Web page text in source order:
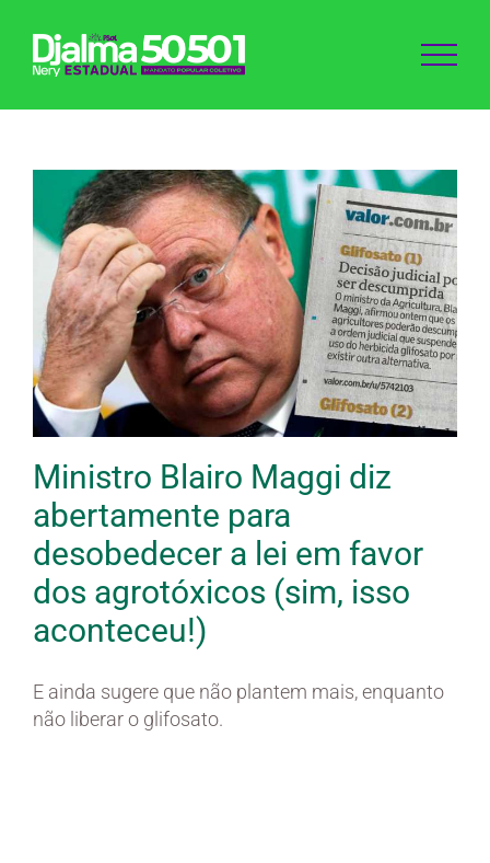
para
Ministro Blairo Maggi diz
abertamente para
desobedecer a lei em favor
dos agrotóxicos (sim, isso
aconteceu!)
E ainda sugere que não plantem mais, enquanto
não liberar o glifosato.